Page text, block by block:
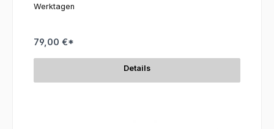
Werktagen
79,00 €*
Details